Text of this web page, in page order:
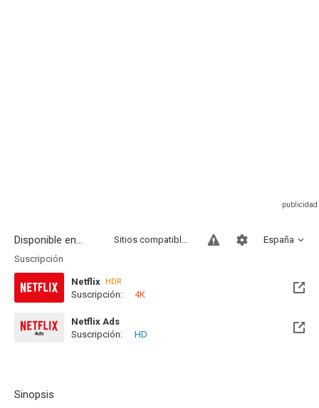
Disponible en... España
Sitios compatibles
Suscripción
Netflix HDR
Suscripción: 4K
Netflix Ads
Suscripción:
HD
Sinopsis